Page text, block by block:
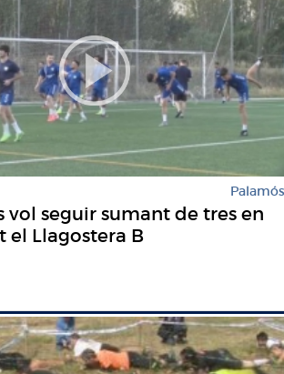
Palamós
vol seguir sumant de tres en
el Llagostera B